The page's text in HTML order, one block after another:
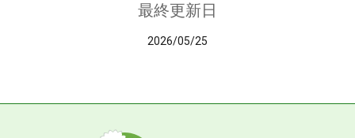
最終更新日
2026/05/25